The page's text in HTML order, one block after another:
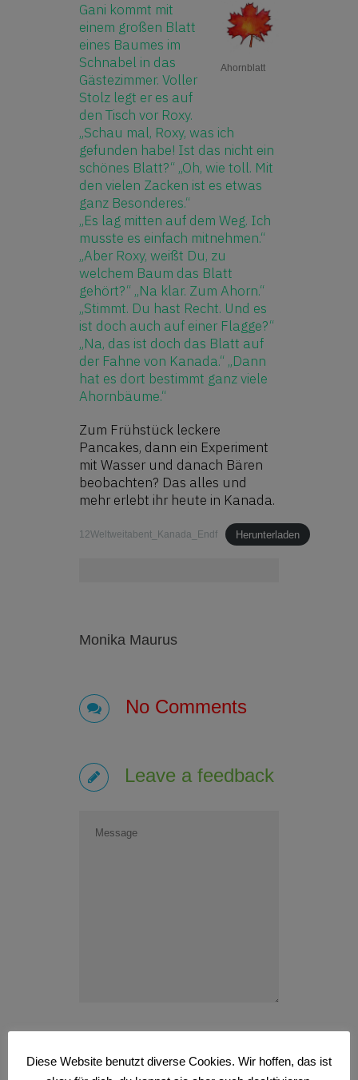
Ahornblatt
Gani kommt mit
einem großen Blatt
eines Baumes im
Schnabel in das
Gästezimmer. Voller
Stolz legt er es auf
den Tisch vor Roxy.
„Schau mal, Roxy, was ich
gefunden habe! Ist das nicht ein
schönes Blatt?“ „Oh, wie toll. Mit
den vielen Zacken ist es etwas
ganz Besonderes.“
„Es lag mitten auf dem Weg. Ich
musste es einfach mitnehmen.“
„Aber Roxy, weißt Du, zu
welchem Baum das Blatt
gehört?“ „Na klar. Zum Ahorn.“
„Stimmt. Du hast Recht. Und es
ist doch auch auf einer Flagge?“
„Na, das ist doch das Blatt auf
der Fahne von Kanada.“ „Dann
hat es dort bestimmt ganz viele
Ahornbäume.“
Zum Frühstück leckere
Pancakes, dann ein Experiment
mit Wasser und danach Bären
beobachten? Das alles und
mehr erlebt ihr heute in Kanada.
12Weltweitabent_Kanada_Endf Herunterladen
Monika Maurus
No Comments
Leave a feedback
Diese Website benutzt diverse Cookies. Wir hoffen, das ist